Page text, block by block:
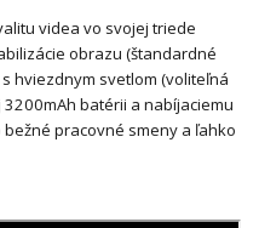
videa vo svojej triede
obrazu (štandardné
hviezdnym svetlom (voliteľná
batérii a nabíjaciemu
bežné pracovné smeny a ľahko